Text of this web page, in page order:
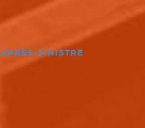
APRÈS-SINISTRE